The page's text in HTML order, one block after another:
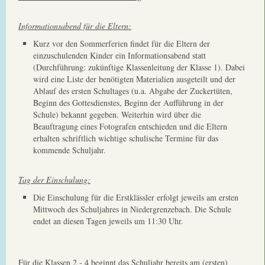
Informationsabend für die Eltern:
Kurz vor den Sommerferien findet für die Eltern der
einzuschulenden Kinder ein Informationsabend statt
(Durchführung: zukünftige Klassenleitung der Klasse 1). Dabei
wird eine Liste der benötigten Materialien ausgeteilt und der
Ablauf des ersten Schultages (u.a. Abgabe der Zuckertüten,
Beginn des Gottesdienstes, Beginn der Aufführung in der
Schule) bekannt gegeben. Weiterhin wird über die
Beauftragung eines Fotografen entschieden und die Eltern
erhalten schriftlich wichtige schulische Termine für das
kommende Schuljahr.
Tag der Einschulung:
Die Einschulung für die Erstklässler erfolgt jeweils am ersten
Mittwoch des Schuljahres in Niedergrenzebach. Die Schule
endet an diesen Tagen jeweils um 11:30 Uhr.
Für die Klassen 2 - 4 beginnt das Schuljahr bereits am (ersten)